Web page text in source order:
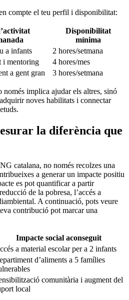
compte el teu perfil i disponibilitat:
Disponibilitat
mínima
a ⁤infants
2 hores/setmana
i​ mentoring
4 ​hores/mes
a gent​ gran 3 hores/setmana
implica ajudar els altres, sinó
noves habilitats i connectar
la‍ diferència que
catalana, no només recolzes una
a generar un impacte positiu⁤
es pot quantificar ‌a partir
‌de la⁢ pobresa, l’accés ⁣a
⁢A continuació, pots veure
contribució pot marcar una⁤
Impacte ⁢social aconseguit
a material escolar​ per a 2 infants
d’aliments a 5 famílies
comunitària i augment del
local